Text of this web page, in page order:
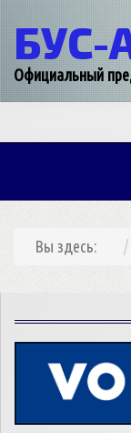
БУС-
Официальный
Вы здесь: